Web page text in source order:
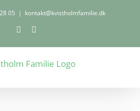
05 | kontakt@kvistholmfamilie.dk
Facebook